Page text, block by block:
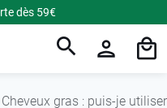
dès 59€
Cheveux gras : puis-je